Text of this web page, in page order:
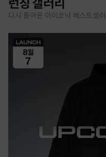
런칭 갤러리
다시 돌아온 아이코닉 베스트셀러